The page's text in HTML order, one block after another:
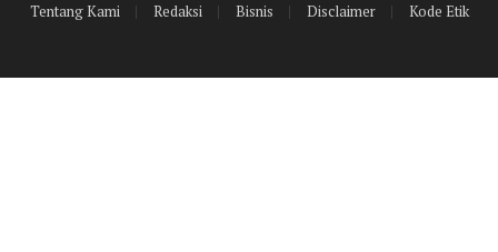
Tentang Kami
Redaksi Bisnis Disclaimer Kode Etik